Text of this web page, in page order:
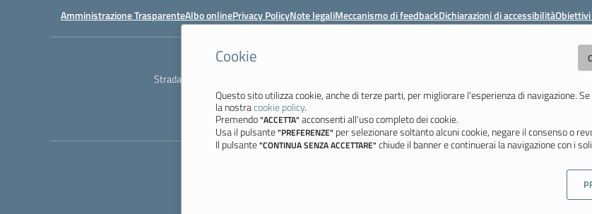
Cookie
Questo sito utilizza cookie, anche di terze parti, per migliorare l'esperienza di navigazione.
la nostracookie policy.
Premendo"ACCETTA" acconsenti all'uso completo dei cookie.
Usa il pulsante"PREFERENZE" per selezionare soltanto alcuni cookie, negare il consenso o
Il pulsante"CONTINUA SENZA ACCETTARE" chiude il banner e continuerai la navigazione con i
Amministrazione TrasparenteAlbo onlinePrivacy PolicyNote legaliMeccanismo di feedbackDichiarazioni di accessibilità
Istituto Professionale Statale Socio-Commerciale-Artigianale
Strada degli Schiocchi, 110 - 41124 Modena - Tel. 059 353242 - Fax 059 351005 - Email:
Codice meccanografico: MORC08000G - C.F.
Ultimo aggiornamento: Mercoledì, 29 Luglio 2026 ore 10:08